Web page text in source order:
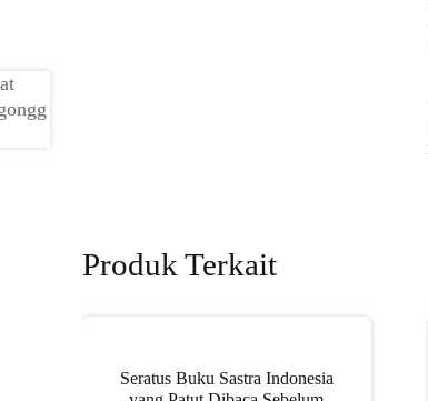
Produk Terkait
Seratus Buku Sastra Indonesia